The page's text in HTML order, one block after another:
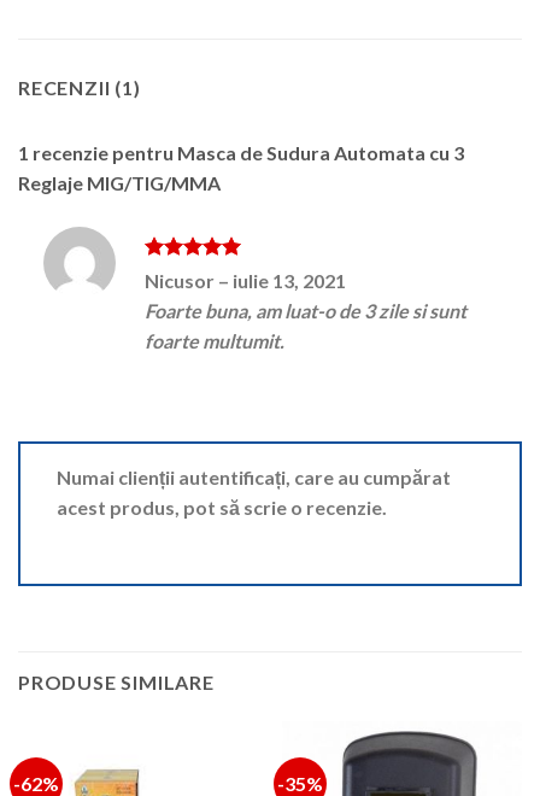
RECENZII (1)
1 recenzie pentru Masca de Sudura Automata cu 3
Reglaje MIG/TIG/MMA
Evaluat la
5 din 5
Nicusor – iulie 13, 2021
Foarte buna, am luat-o de 3 zile si sunt
foarte multumit.
Numai clienții autentificați, care au cumpărat
acest produs, pot să scrie o recenzie.
PRODUSE SIMILARE
-62% -35%